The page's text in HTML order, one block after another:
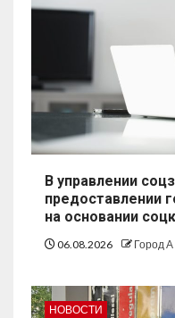
В управлении
предоставлении
на основании
06.08.2026 Город А
НОВОСТИ